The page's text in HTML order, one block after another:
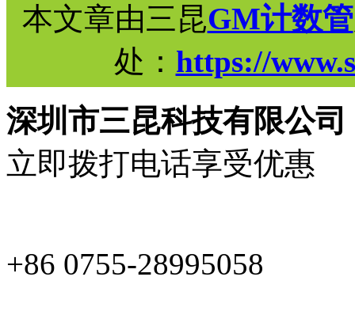
本文章由三昆GM计数管
处： https://
深圳市三昆科技有限公司
立即拨打电话享受优惠
+86 0755-28995058